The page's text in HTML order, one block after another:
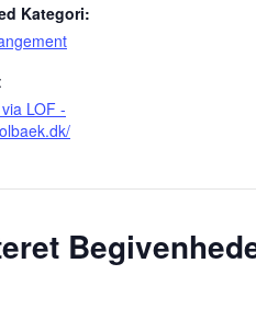
Kategori:
LOF -